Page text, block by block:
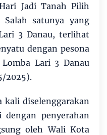
Jadi Tanah Pilih
satunya yang
3 Danau, terlihat
dengan pesona
Lari 3 Danau
2025).
kali diselenggarakan
penyerahan
oleh Wali Kota